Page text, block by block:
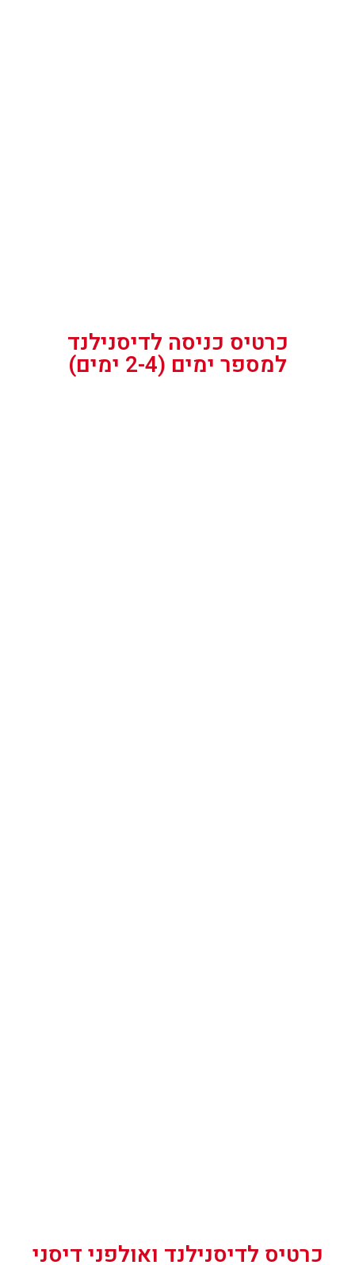
כרטיס כניסה לדיסנילנד
למספר ימים (2-4 ימים)
כרטיס לדיסנילנד ואולפני דיסני